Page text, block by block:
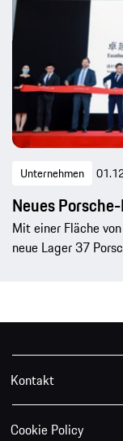
Unternehmen
Neues
Mit einer Fläche
neue Lager 37
Kontakt
Cookie Policy